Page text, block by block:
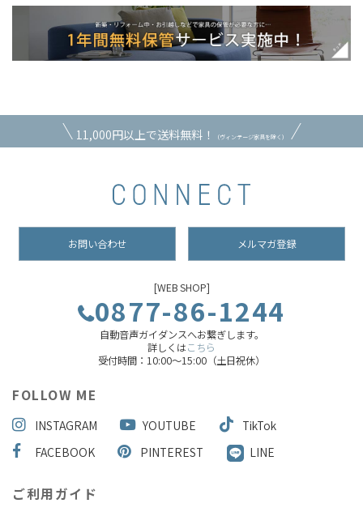
11,000円以上で送料無料！ （ヴィンテージ家具を除く）
お問い合わせ メルマガ登録
[WEB SHOP]
0877-86-1244
自動音声ガイダンスへお繋ぎします。
詳しくはこちら
受付時間：10:00～15:00（土日祝休）
FOLLOW ME
INSTAGRAM YOUTUBE
TikTok
FACEBOOK
PINTEREST LINE
ご利用ガイド